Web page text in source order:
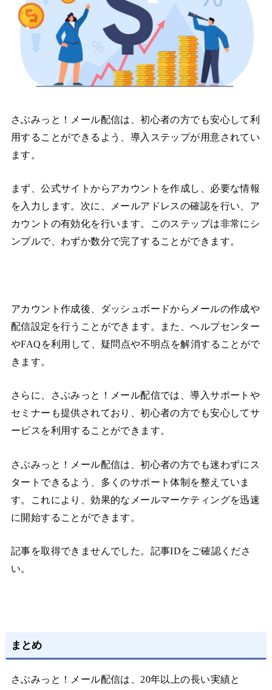
さぶみっと！メール配信は、初心者の方でも安心して利
用することができるよう、導入ステップが用意されてい
ます。
まず、公式サイトからアカウントを作成し、必要な情報
を入力します。次に、メールアドレスの確認を行い、ア
カウントの有効化を行います。このステップは非常にシ
ンプルで、わずか数分で完了することができます。
アカウント作成後、ダッシュボードからメールの作成や
配信設定を行うことができます。また、ヘルプセンター
やFAQを利用して、疑問点や不明点を解消することがで
きます。
さらに、さぶみっと！メール配信では、導入サポートや
セミナーも提供されており、初心者の方でも安心してサ
ービスを利用することができます。
さぶみっと！メール配信は、初心者の方でも迷わずにス
タートできるよう、多くのサポート体制を整えていま
す。これにより、効果的なメールマーケティングを迅速
に開始することができます。
記事を取得できませんでした。記事IDをご確認くださ
い。
まとめ
さぶみっと！メール配信は、20年以上の長い実績と